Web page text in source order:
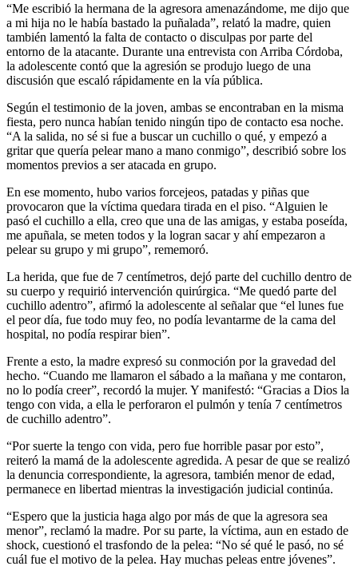
“Me escribió la hermana de la agresora amenazándome, me dijo que
a mi hija no le había bastado la puñalada”, relató la madre, quien
también lamentó la falta de contacto o disculpas por parte del
entorno de la atacante. Durante una entrevista con Arriba Córdoba,
la adolescente contó que la agresión se produjo luego de una
discusión que escaló rápidamente en la vía pública.
Según el testimonio de la joven, ambas se encontraban en la misma
fiesta, pero nunca habían tenido ningún tipo de contacto esa noche.
“A la salida, no sé si fue a buscar un cuchillo o qué, y empezó a
gritar que quería pelear mano a mano conmigo”, describió sobre los
momentos previos a ser atacada en grupo.
En ese momento, hubo varios forcejeos, patadas y piñas que
provocaron que la víctima quedara tirada en el piso. “Alguien le
pasó el cuchillo a ella, creo que una de las amigas, y estaba poseída,
me apuñala, se meten todos y la logran sacar y ahí empezaron a
pelear su grupo y mi grupo”, rememoró.
La herida, que fue de 7 centímetros, dejó parte del cuchillo dentro de
su cuerpo y requirió intervención quirúrgica. “Me quedó parte del
cuchillo adentro”, afirmó la adolescente al señalar que “el lunes fue
el peor día, fue todo muy feo, no podía levantarme de la cama del
hospital, no podía respirar bien”.
Frente a esto, la madre expresó su conmoción por la gravedad del
hecho. “Cuando me llamaron el sábado a la mañana y me contaron,
no lo podía creer”, recordó la mujer. Y manifestó: “Gracias a Dios la
tengo con vida, a ella le perforaron el pulmón y tenía 7 centímetros
de cuchillo adentro”.
“Por suerte la tengo con vida, pero fue horrible pasar por esto”,
reiteró la mamá de la adolescente agredida. A pesar de que se realizó
la denuncia correspondiente, la agresora, también menor de edad,
permanece en libertad mientras la investigación judicial continúa.
“Espero que la justicia haga algo por más de que la agresora sea
menor”, reclamó la madre. Por su parte, la víctima, aun en estado de
shock, cuestionó el trasfondo de la pelea: “No sé qué le pasó, no sé
cuál fue el motivo de la pelea. Hay muchas peleas entre jóvenes”.